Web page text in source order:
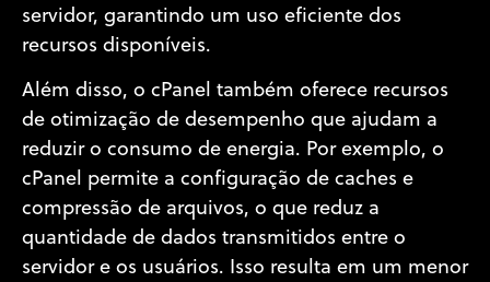
servidor, garantindo um uso eficiente dos
recursos disponíveis.
Além disso, o cPanel também oferece recursos
de otimização de desempenho que ajudam a
reduzir o consumo de energia. Por exemplo, o
cPanel permite a configuração de caches e
compressão de arquivos, o que reduz a
quantidade de dados transmitidos entre o
servidor e os usuários. Isso resulta em um menor